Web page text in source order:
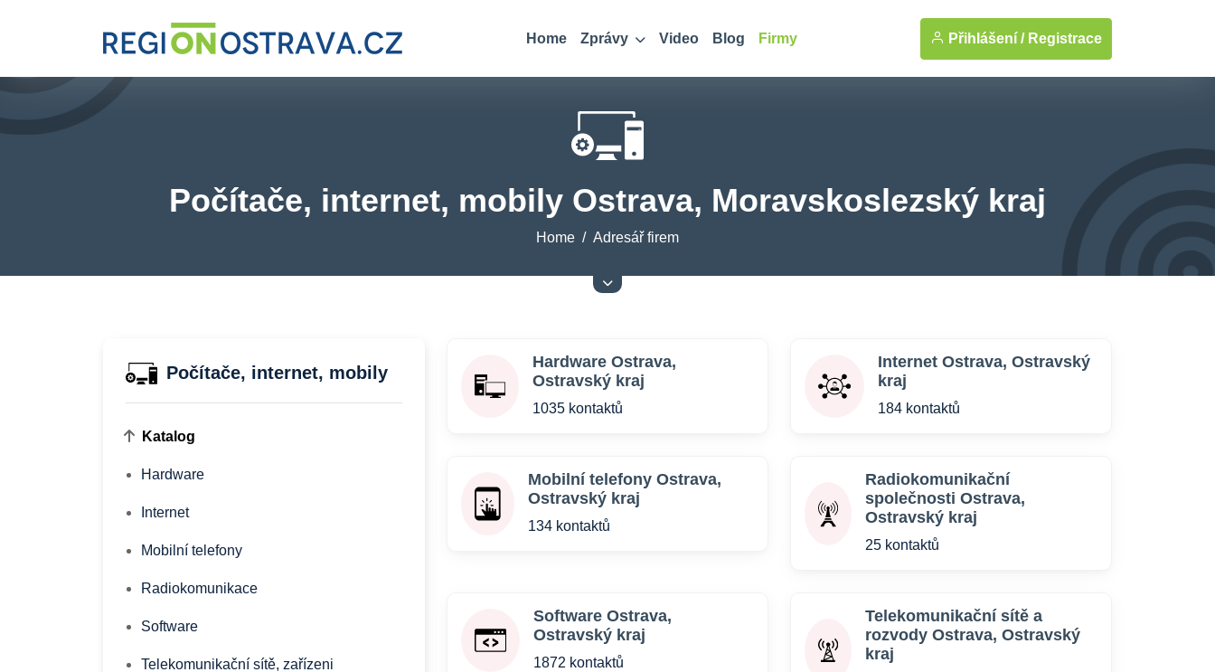
Home Zprávy Video Blog Firmy Přihlášení / Registrace
Počítače, internet, mobily Ostrava, Moravskoslezský kraj
Home Adresář firem
Počítače, internet, mobily
Katalog
Hardware
Internet
Mobilní telefony
Radiokomunikace
Software
Telekomunikační sítě, zařízeni
Hardware Ostrava,
Ostravský kraj
1035 kontaktů
Internet Ostrava, Ostravský
kraj
184 kontaktů
Mobilní telefony Ostrava,
Ostravský kraj
134 kontaktů
Radiokomunikační
společnosti Ostrava,
Ostravský kraj
25 kontaktů
Software Ostrava,
Ostravský kraj
1872 kontaktů
Telekomunikační sítě a
rozvody Ostrava, Ostravský
kraj